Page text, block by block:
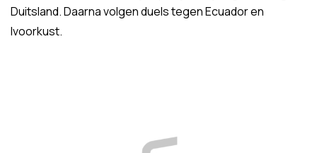
Duitsland. Daarna volgen duels tegen Ecuador en
Ivoorkust.